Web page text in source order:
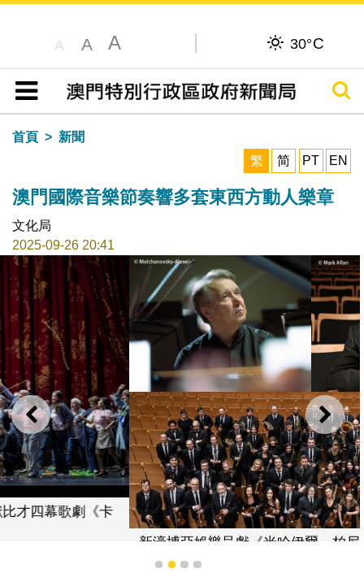
A A A 30°C
目錄
搜尋
首頁
新聞
繁
简 PT EN
澳門國際音樂節奏響多套東西方動人樂章
文化局
2025-09-26 20:41
上一則 下一
新濠博亞娛樂呈獻《米哈伊爾．柏尼夫與拉赫曼尼諾夫國
際管弦樂團》
1 2 3 4